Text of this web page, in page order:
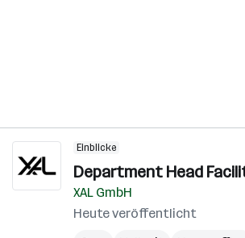
Einblicke
Department Head
XAL GmbH
Heute veröffentlicht